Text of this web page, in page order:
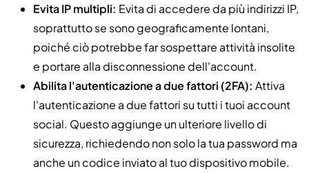
Evita IP multipli: Evita di accedere da più indirizzi IP,
soprattutto se sono geograficamente lontani,
poiché ciò potrebbe far sospettare attività insolite
e portare alla disconnessione dell'account.
Abilita l'autenticazione a due fattori (2FA): Attiva
l'autenticazione a due fattori su tutti i tuoi account
social. Questo aggiunge un ulteriore livello di
sicurezza, richiedendo non solo la tua password ma
anche un codice inviato al tuo dispositivo mobile.